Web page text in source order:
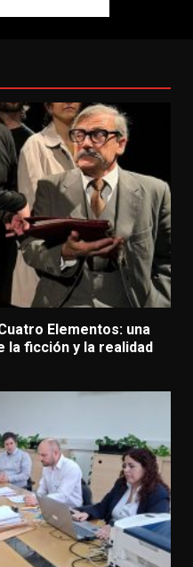
Elementos: una
la ficción y la realidad